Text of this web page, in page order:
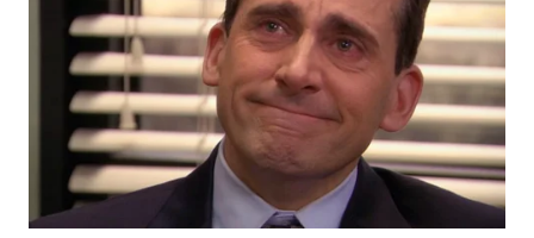
WN
TAPANULI
SELATAN
WN
TANJUNG
LESUNG